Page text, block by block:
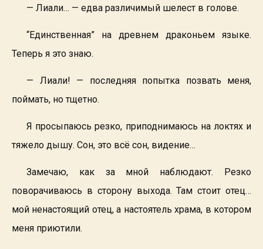
— Лиали… — едва различимый шелест в голове.
“Единственная” на древнем драконьем языке.
Теперь я это знаю.
— Лиали! — последняя попытка позвать меня,
поймать, но тщетно.
Я просыпаюсь резко, приподнимаюсь на локтях и
тяжело дышу. Сон, это всё сон, видение…
Замечаю, как за мной наблюдают. Резко
поворачиваюсь в сторону выхода. Там стоит отец…
мой ненастоящий отец, а настоятель храма, в котором
меня приютили.